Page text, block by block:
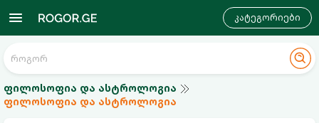
კატეგორიები
ფილოსოფია და ასტროლოგია
ფილოსოფია და ასტროლოგია